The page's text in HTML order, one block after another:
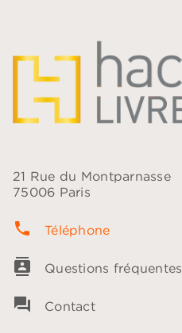
21 Rue du Montparnasse
75006 Paris
phone Téléphone
contacts Questions fréquentes
question_answer Contact